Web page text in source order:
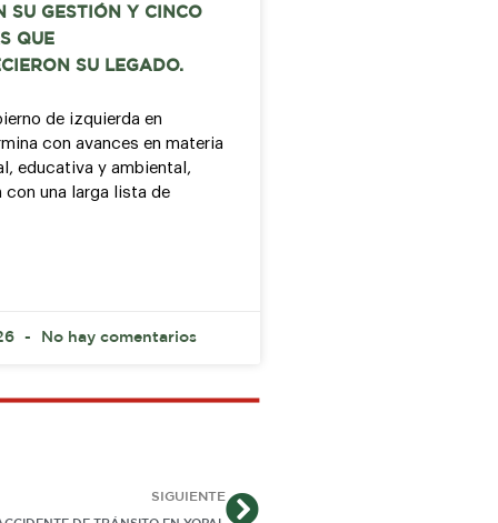
SU GESTIÓN Y CINCO
QUE
SU LEGADO.
de izquierda en
con avances en materia
educativa y ambiental,
con una larga lista de
No hay comentarios
SIGUIENTESiguiente